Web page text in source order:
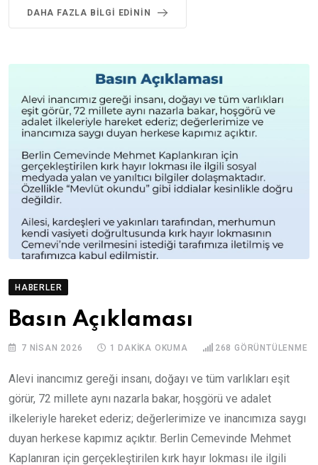
DAHA FAZLA BILGI EDININ
HABERLER
Basın Açıklaması
7 NISAN 2026 1 DAKIKA OKUMA 268 GÖRÜNTÜLENME
Alevi inancımız gereği insanı, doğayı ve tüm varlıkları eşit
görür, 72 millete aynı nazarla bakar, hoşgörü ve adalet
ilkeleriyle hareket ederiz; değerlerimize ve inancımıza saygı
duyan herkese kapımız açıktır. Berlin Cemevinde Mehmet
Kaplanıran için gerçekleştirilen kırk hayır lokması ile ilgili